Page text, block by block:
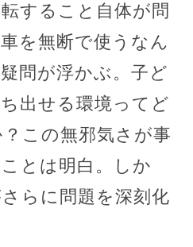
すること自体が問
を無断で使うなん
問が浮かぶ。子ど
出せる環境ってど
この無邪気さが事
とは明白。しか
らに問題を深刻化